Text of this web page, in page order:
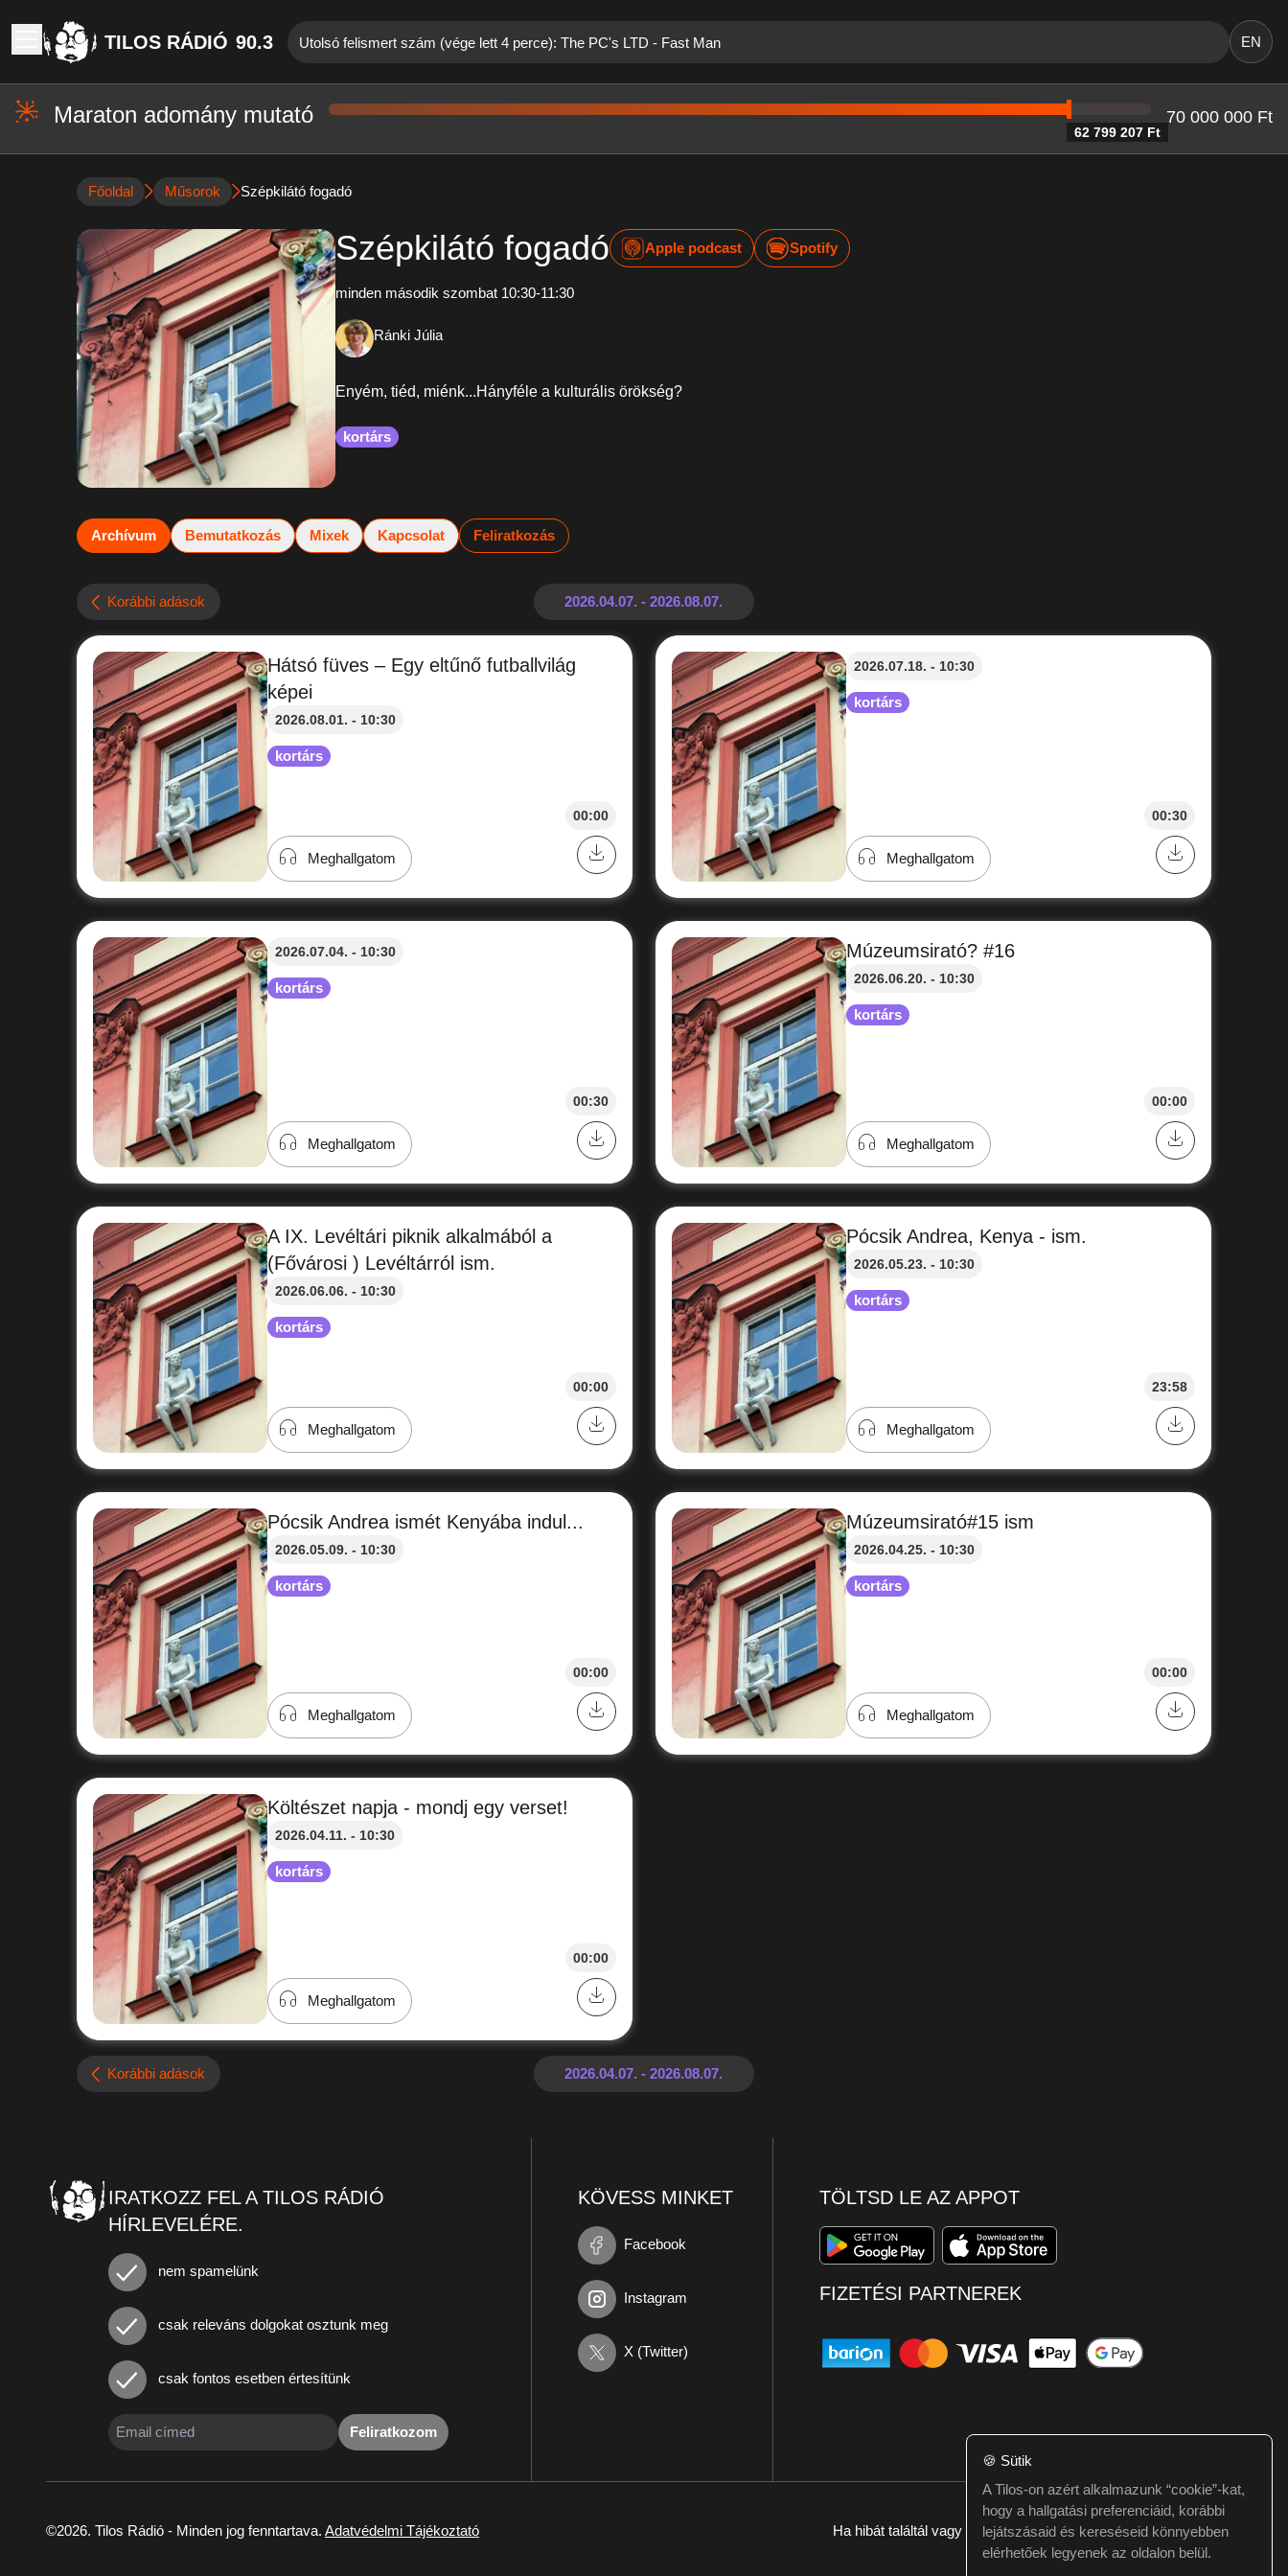
TILOS RÁDIÓ 90.3 Utolsó felismert szám (vége lett 4 perce): The PC's LTD - Fast Man EN
Maraton adomány mutató
62 799 207 Ft
70 000 000 Ft
Főoldal Műsorok Szépkilátó fogadó
Szépkilátó fogadó Apple podcast Spotify
minden második szombat 10:30-11:30
Ránki Júlia
Enyém, tiéd, miénk...Hányféle a kulturális örökség?
kortárs
Archívum Bemutatkozás Mixek Kapcsolat Feliratkozás
Korábbi adások
Hátsó füves – Egy eltűnő futballvilág
képei
2026.08.01. - 10:30
kortárs
00:00
Meghallgatom
2026.07.18. - 10:30
kortárs
00:30
Meghallgatom
2026.07.04. - 10:30
kortárs
00:30
Meghallgatom
Múzeumsirató? #16
2026.06.20. - 10:30
kortárs
00:00
Meghallgatom
A IX. Levéltári piknik alkalmából a
(Fővárosi ) Levéltárról ism.
2026.06.06. - 10:30
kortárs
00:00
Meghallgatom
Pócsik Andrea, Kenya - ism.
2026.05.23. - 10:30
kortárs
23:58
Meghallgatom
Pócsik Andrea ismét Kenyába indul...
2026.05.09. - 10:30
kortárs
00:00
Meghallgatom
Múzeumsirató#15 ism
2026.04.25. - 10:30
kortárs
00:00
Meghallgatom
Költészet napja - mondj egy verset!
2026.04.11. - 10:30
kortárs
00:00
Meghallgatom
Korábbi adások
IRATKOZZ FEL A TILOS RÁDIÓ
HÍRLEVELÉRE.
nem spamelünk
csak releváns dolgokat osztunk meg
csak fontos esetben értesítünk
Feliratkozom
KÖVESS MINKET
Facebook
Instagram
X (Twitter)
TÖLTSD LE AZ APPOT
FIZETÉSI PARTNEREK
©2026. Tilos Rádió - Minden jog fenntartava. Adatvédelmi Tájékoztató Ha hibát találtál vagy kérdésed van itt jelezd:webmester@tilos.hu
🍪 Sütik
A Tilos-on azért alkalmazunk “cookie”-kat,
hogy a hallgatási preferenciáid, korábbi
lejátszásaid és kereséseid könnyebben
elérhetőek legyenek az oldalon belül.